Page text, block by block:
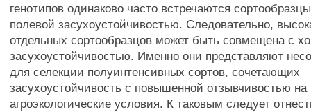
генотипов одинаково часто встречаются
полевой засухоустойчивостью. Следовательно,
отдельных сортообразцов может быть совмещена с
засухоустойчивостью. Именно они представляют
для селекции полуинтенсивных сортов, сочетающих
засухоустойчивость с повышенной отзывчивостью на
агроэкологические условия. К таковым следует